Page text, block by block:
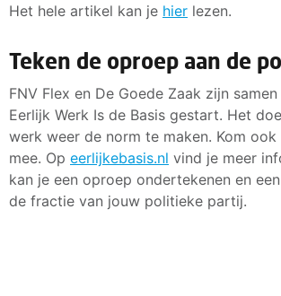
Het hele artikel kan je hier lezen.
Teken de oproep aan de
FNV Flex en De Goede Zaak zijn
Eerlijk Werk Is de Basis gestart. Het
werk weer de norm te maken. Kom
mee. Op eerlijkebasis.nl vind je meer
kan je een oproep ondertekenen en
de fractie van jouw politieke partij.